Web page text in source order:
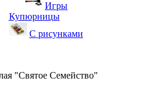
Игры
Купюрницы
С рисунками
"Святое Семейство"